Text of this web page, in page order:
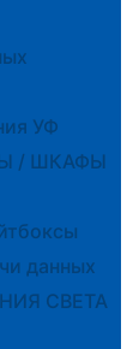
УФ
/ ШКАФЫ
данных
СВЕТА